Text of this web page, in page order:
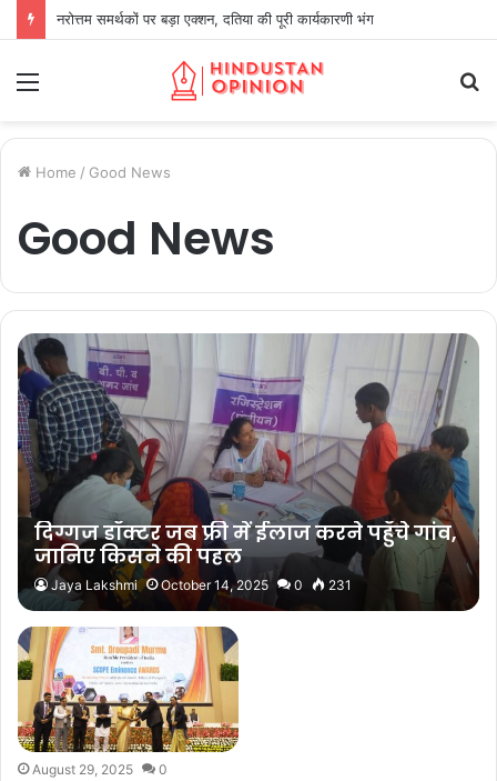
नरोत्तम समर्थकों पर बड़ा एक्शन, दतिया की पूरी कार्यकारणी भंग
Home / Good News
Good News
दिग्गज डॉक्टर जब फ्री में ईलाज करने पहुँचे गांव,
जानिए किसने की पहल
Jaya Lakshmi October 14, 2025 0 231
August 29, 2025 0